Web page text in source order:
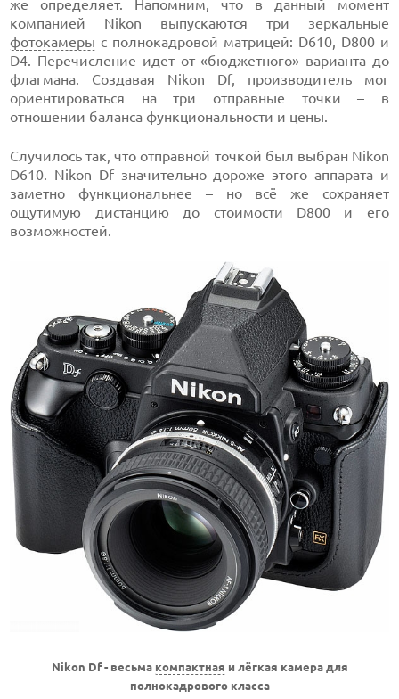
же определяет. Напомним, что в данный момент
компанией Nikon выпускаются три зеркальные
фотокамеры с полнокадровой матрицей: D610, D800 и
D4. Перечисление идет от «бюджетного» варианта до
флагмана. Создавая Nikon Df, производитель мог
ориентироваться на три отправные точки – в
отношении баланса функциональности и цены.
Случилось так, что отправной точкой был выбран Nikon
D610. Nikon Df значительно дороже этого аппарата и
заметно функциональнее – но всё же сохраняет
ощутимую дистанцию до стоимости D800 и его
возможностей.
Nikon Df - весьма компактная и лёгкая камера для
полнокадрового класса